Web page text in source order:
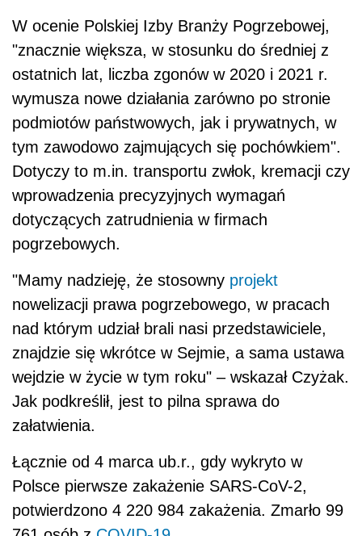
W ocenie Polskiej Izby Branży Pogrzebowej,
"znacznie większa, w stosunku do średniej z
ostatnich lat, liczba zgonów w 2020 i 2021 r.
wymusza nowe działania zarówno po stronie
podmiotów państwowych, jak i prywatnych, w
tym zawodowo zajmujących się pochówkiem".
Dotyczy to m.in. transportu zwłok, kremacji czy
wprowadzenia precyzyjnych wymagań
dotyczących zatrudnienia w firmach
pogrzebowych.
"Mamy nadzieję, że stosowny projekt
nowelizacji prawa pogrzebowego, w pracach
nad którym udział brali nasi przedstawiciele,
znajdzie się wkrótce w Sejmie, a sama ustawa
wejdzie w życie w tym roku" – wskazał Czyżak.
Jak podkreślił, jest to pilna sprawa do
załatwienia.
Łącznie od 4 marca ub.r., gdy wykryto w
Polsce pierwsze zakażenie SARS-CoV-2,
potwierdzono 4 220 984 zakażenia. Zmarło 99